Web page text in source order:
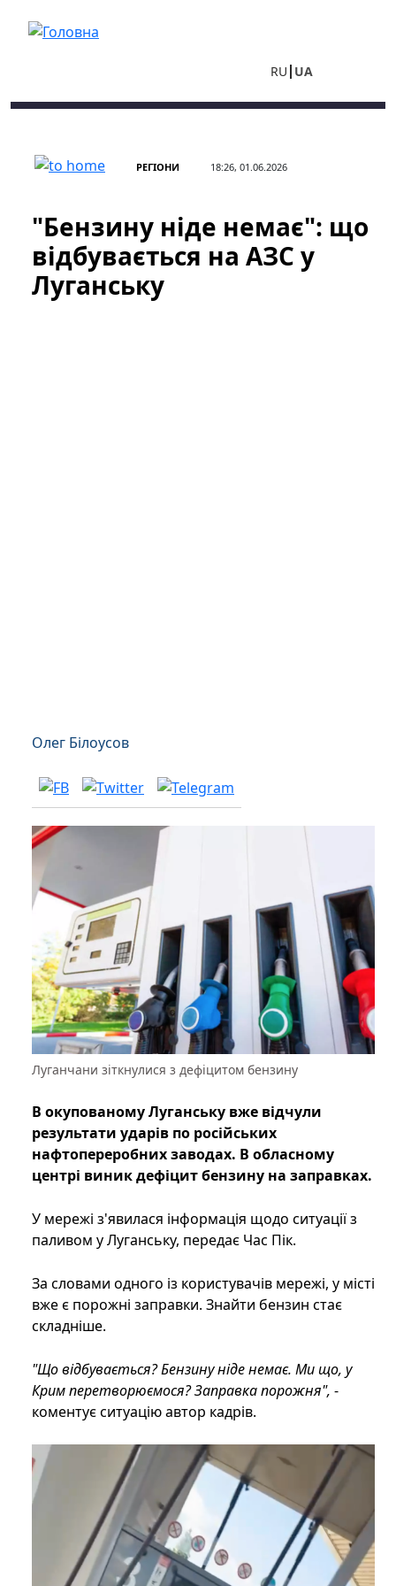
RU UA
РЕГІОНИ 18:26, 01.06.2026
"Бензину ніде немає": що
відбувається на АЗС у
Луганську
Олег Білоусов
Луганчани зіткнулися з дефіцитом бензину
В окупованому Луганську вже відчули
результати ударів по російських
нафтопереробних заводах. В обласному
центрі виник дефіцит бензину на заправках.
У мережі з'явилася інформація щодо ситуації з
паливом у Луганську, передає Час Пік.
За словами одного із користувачів мережі, у місті
вже є порожні заправки. Знайти бензин стає
складніше.
"Що відбувається? Бензину ніде немає. Ми що, у
Крим перетворюємося? Заправка порожня", -
коментує ситуацію автор кадрів.